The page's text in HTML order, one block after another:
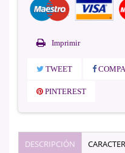
Imprimir
TWEET
PINTEREST
DESCRIPCIÓN